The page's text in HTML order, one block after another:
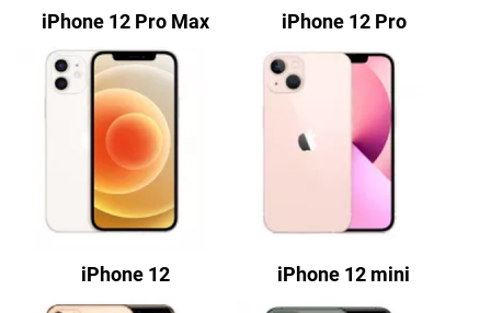
iPhone 12 Pro Max iPhone 12 Pro
iPhone 12 iPhone 12 mini